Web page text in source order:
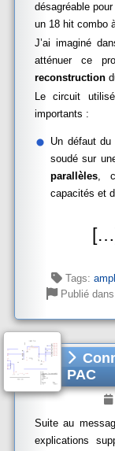
désagréable
un 18 hit combo
J’ai imaginé
atténuer ce
reconstruction
Le circuit
importants :
Un défaut
soudé sur
parallèles,
capacités et
[…
Tags:
Publié dans
PAC
Suite au
explications